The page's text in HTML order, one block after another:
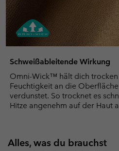
Schweißableitende Wirkung
Omni-Wick™ hält dich trocken
Feuchtigkeit an die
verdunstet. So trocknet es
Hitze angenehm auf der Haut
Alles, was du brauchst